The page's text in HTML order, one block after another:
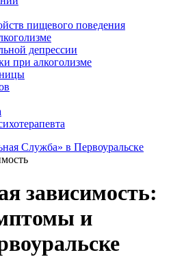
пищевого поведения
депрессии
при алкоголизме
Служба» в Первоуральске
зависимость:
и